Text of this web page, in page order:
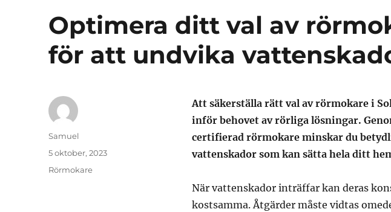
Optimera ditt val av
för att undvika
Att säkerställa rätt val av rörmokare i
inför behovet av rörliga lösningar.
certifierad rörmokare minskar du
vattenskador som kan sätta hela ditt
När vattenskador inträffar kan deras
kostsamma. Åtgärder måste vidtas
Författare
Samuel
Publicerat
den
5 oktober, 2023
Kategorier
Rörmokare